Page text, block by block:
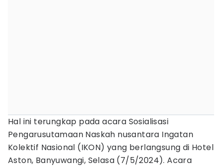
Hal ini terungkap pada acara Sosialisasi
Pengarusutamaan Naskah nusantara Ingatan
Kolektif Nasional (IKON) yang berlangsung di Hotel
Aston, Banyuwangi, Selasa (7/5/2024). Acara